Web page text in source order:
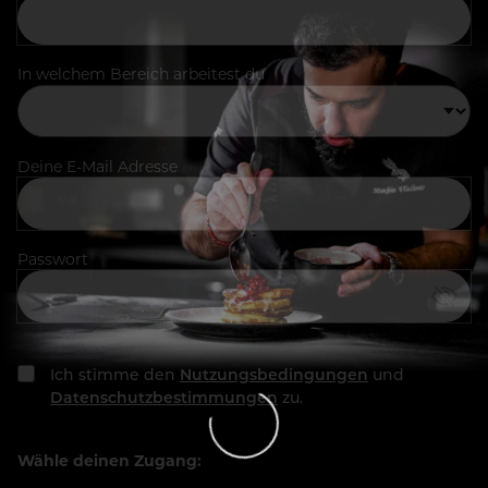
In welchem Bereich arbeitest du
Deine E-Mail Adresse
Passwort
Ich stimme den Nutzungsbedingungen und
Datenschutzbestimmungen zu.
Wähle deinen Zugang: